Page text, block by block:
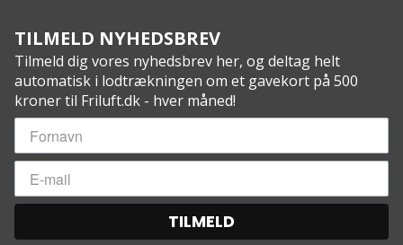
TILMELD NYHEDSBREV
Tilmeld dig vores nyhedsbrev her, og deltag helt
automatisk i lodtrækningen om et gavekort på 500
kroner til Friluft.dk - hver måned!
TILMELD